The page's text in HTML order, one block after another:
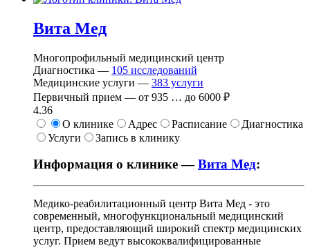
Вита Мед
Многопрофильный медицинский центр
Диагностика — 105 исследований
Медицинские услуги — 383 услуги
Первичный прием — от 935 … до 6000 ₽
4.36
О клинике
Адрес Расписание
Диагностика
Услуги
Запись в клинику
Информация о клинике —Вита Мед:
Медико-реабилитационный центр Вита Мед - это
современный, многофункциональный медицинский
центр, предоставляющий широкий спектр медицинских
услуг. Прием ведут высококвалифицированные